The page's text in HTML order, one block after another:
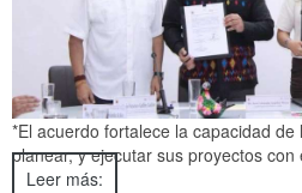
*El acuerdo fortalece la capacidad
planear, y ejecutar sus proyectos
Leer más:
Instituto de Investigaciones
Legislativos para la Igualdad de
Recursos Materiales y Servicios